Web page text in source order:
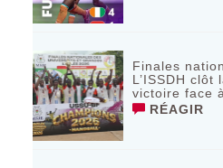
Finales
L’ISSDH
victoire face
RÉAGIR